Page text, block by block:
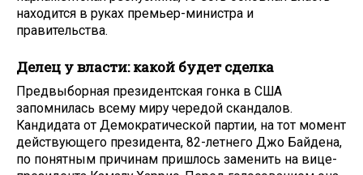
находится в руках премьер-министра и
правительства.
Делец у власти: какой будет сделка
Предвыборная президентская гонка в США
запомнилась всему миру чередой скандалов.
Кандидата от Демократической партии, на тот момент
действующего президента, 82-летнего Джо Байдена,
по понятным причинам пришлось заменить на вице-